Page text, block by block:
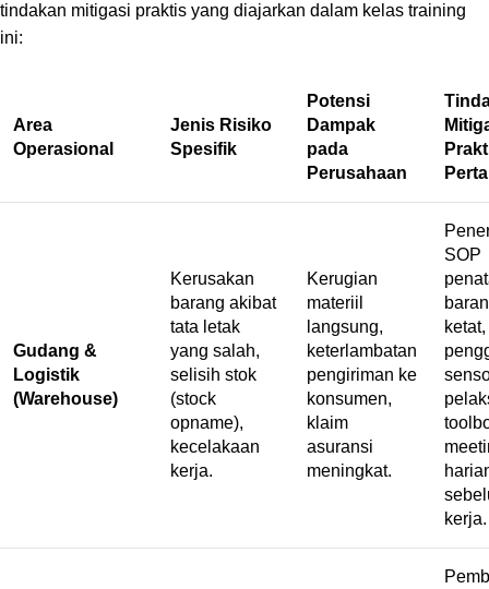
tindakan mitigasi praktis yang diajarkan dalam kelas training
ini:
Area
Operasional
Jenis Risiko
Spesifik
Potensi
Dampak
pada
Perusahaan
Gudang &
Logistik
(Warehouse)
Kerusakan
barang akibat
tata letak
yang salah,
selisih stok
(stock
opname),
kecelakaan
kerja.
Kerugian
materiil
langsung,
keterlambatan
pengiriman ke
konsumen,
klaim
asuransi
meningkat.
SOP
ketat,
kerja.